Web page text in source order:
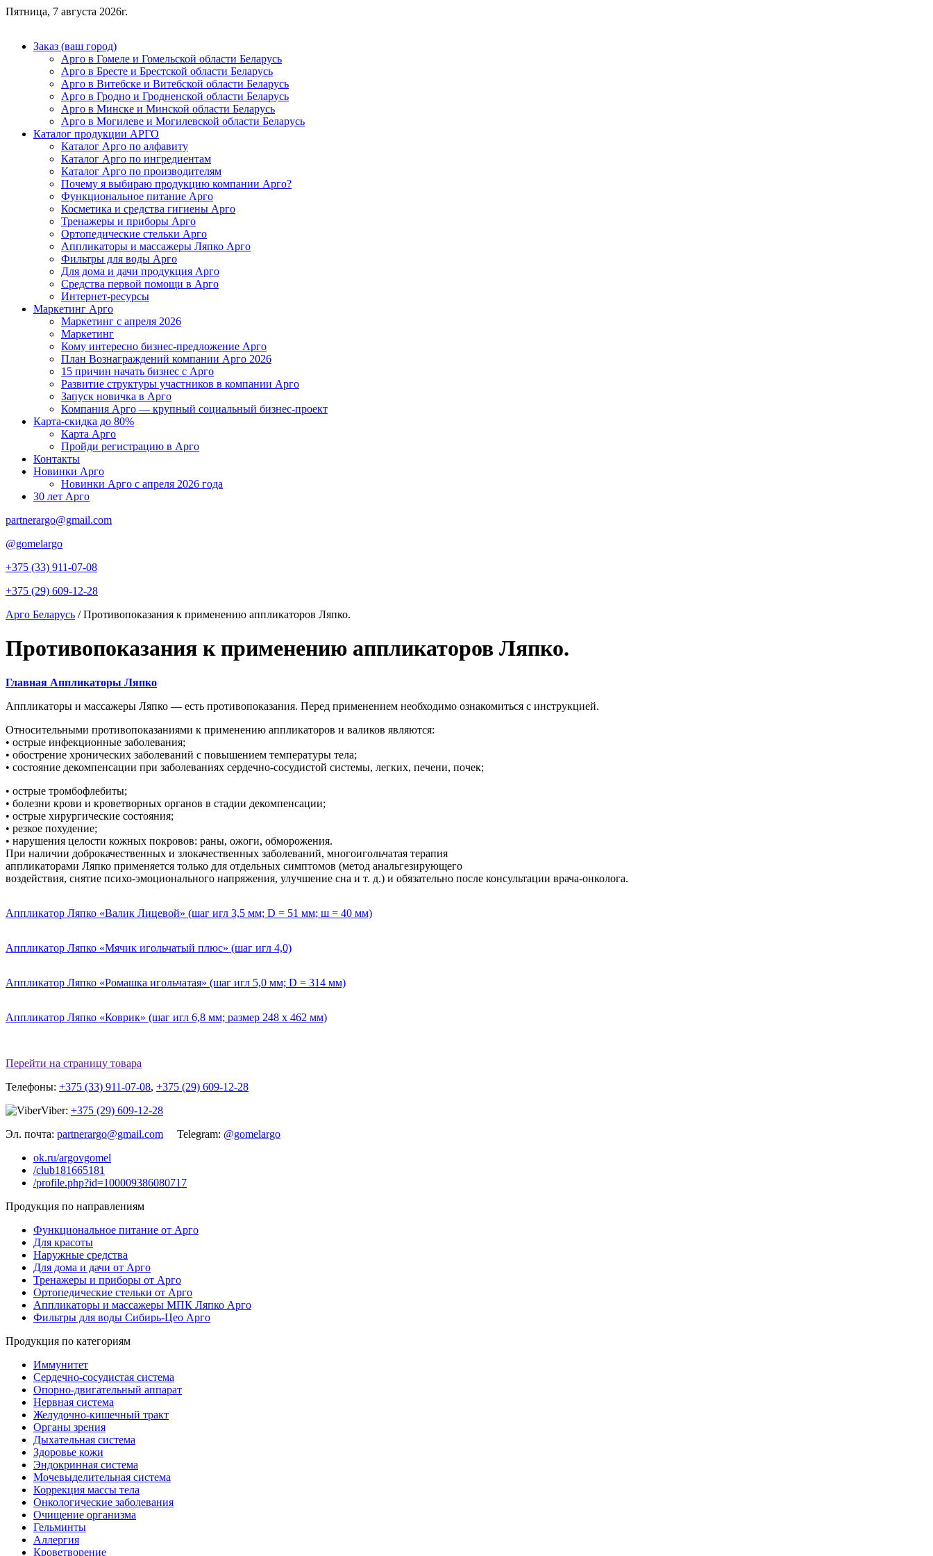
Пятница, 7 августа 2026г.
Заказ (ваш город)
Арго в Гомеле и Гомельской области Беларусь
Арго в Бресте и Брестской области Беларусь
Арго в Витебске и Витебской области Беларусь
Арго в Гродно и Гродненской области Беларусь
Арго в Минске и Минской области Беларусь
Арго в Могилеве и Могилевской области Беларусь
Каталог продукции АРГО
Каталог Арго по алфавиту
Каталог Арго по ингредиентам
Каталог Арго по производителям
Почему я выбираю продукцию компании Арго?
Функциональное питание Арго
Косметика и средства гигиены Арго
Тренажеры и приборы Арго
Ортопедические стельки Арго
Аппликаторы и массажеры Ляпко Арго
Фильтры для воды Арго
Для дома и дачи продукция Арго
Средства первой помощи в Арго
Интернет-ресурсы
Маркетинг Арго
Маркетинг с апреля 2026
Маркетинг
Кому интересно бизнес-предложение Арго
План Вознаграждений компании Арго 2026
15 причин начать бизнес с Арго
Развитие структуры участников в компании Арго
Запуск новичка в Арго
Компания Арго — крупный социальный бизнес-проект
Карта-скидка до 80%
Карта Арго
Пройди регистрацию в Арго
Контакты
Новинки Арго
Новинки Арго с апреля 2026 года
30 лет Арго
partnerargo@gmail.com
@gomelargo
+375 (33) 911-07-08
+375 (29) 609-12-28
Арго Беларусь /Противопоказания к применению аппликаторов Ляпко.
Противопоказания к применению аппликаторов Ляпко.
Главная Аппликаторы Ляпко
Аппликаторы и массажеры Ляпко — есть противопоказания. Перед применением необходимо ознакомиться с инструкцией.
Относительными противопоказаниями к применению аппликаторов и валиков являются:
• острые инфекционные заболевания;
• обострение хронических заболеваний с повышением температуры тела;
• состояние декомпенсации при заболеваниях сердечно-сосудистой системы, легких, печени, почек;
• острые тромбофлебиты;
• болезни крови и кроветворных органов в стадии декомпенсации;
• острые хирургические состояния;
• резкое похудение;
• нарушения целости кожных покровов: раны, ожоги, обморожения.
При наличии доброкачественных и злокачественных заболеваний, многоигольчатая терапия
аппликаторами Ляпко применяется только для отдельных симптомов (метод анальгезирующего
воздействия, снятие психо-эмоционального напряжения, улучшение сна и т. д.) и обязательно после консультации врача-онколога.
Аппликатор Ляпко «Валик Лицевой» (шаг игл 3,5 мм; D = 51 мм; ш = 40 мм)
Аппликатор Ляпко «Мячик игольчатый плюс» (шаг игл 4,0)
Аппликатор Ляпко «Ромашка игольчатая» (шаг игл 5,0 мм; D = 314 мм)
Аппликатор Ляпко «Коврик» (шаг игл 6,8 мм; размер 248 х 462 мм)
Перейти на страницу товара
Телефоны: +375 (33) 911-07-08, +375 (29) 609-12-28
Viber: +375 (29) 609-12-28
Эл. почта: partnerargo@gmail.com Telegram: @gomelargo
ok.ru/argovgomel
/club181665181
/profile.php?id=100009386080717
Продукция по направлениям
Функциональное питание от Арго
Для красоты
Наружные средства
Для дома и дачи от Арго
Тренажеры и приборы от Арго
Ортопедические стельки от Арго
Аппликаторы и массажеры МПК Ляпко Арго
Фильтры для воды Сибирь-Цео Арго
Продукция по категориям
Иммунитет
Сердечно-сосудистая система
Опорно-двигательный аппарат
Нервная система
Желудочно-кишечный тракт
Органы зрения
Дыхательная система
Здоровье кожи
Эндокринная система
Мочевыделительная система
Коррекция массы тела
Онкологические заболевания
Очищение организма
Гельминты
Аллергия
Кроветворение